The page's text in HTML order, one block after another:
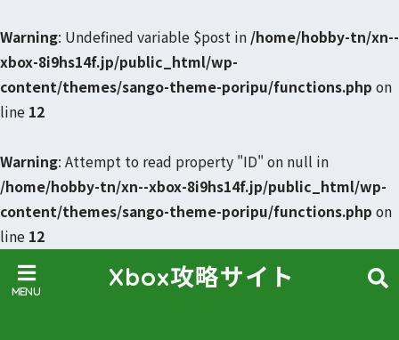
Warning: Undefined variable $post in /home/hobby-tn/xn--
xbox-8i9hs14f.jp/public_html/wp-
content/themes/sango-theme-poripu/functions.php on
line 12
Warning: Attempt to read property "ID" on null in
/home/hobby-tn/xn--xbox-8i9hs14f.jp/public_html/wp-
content/themes/sango-theme-poripu/functions.php on
line 12
Xbox攻略サイト